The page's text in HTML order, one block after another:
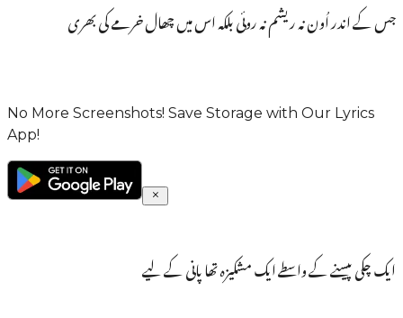
جس کے اندر اُون نہ ریشم نہ روئی بلکہ اس میں چھال خرمے کی بھری
No More Screenshots! Save Storage with Our Lyrics
App!
ایک چکی پیسنے کے واسطے ایک مشکیزہ تھا پانی کے لیے